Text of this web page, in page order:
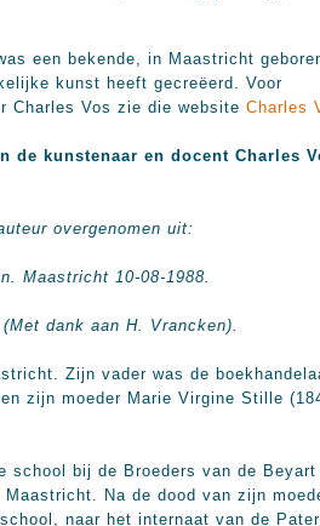
een bekende, in Maastricht
kunst heeft gecreëerd. Voor
Charles Vos zie die website Charles
de kunstenaar en docent Charles
overgenomen uit:
Maastricht 10-08-1988.
dank aan H. Vrancken).
Zijn vader was de
zijn moeder Marie Virgine Stille
school bij de Broeders van de Beyart
Na de dood van zijn
naar het internaat van de